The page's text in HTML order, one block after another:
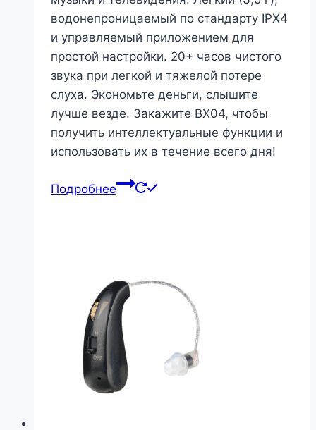
водонепроницаемый по стандарту IPX4
и управляемый приложением для
простой настройки. 20+ часов чистого
звука при легкой и тяжелой потере
слуха. Экономьте деньги, слышите
лучше везде. Закажите BX04, чтобы
получить интеллектуальные функции и
использовать их в течение всего дня!
Подробнее